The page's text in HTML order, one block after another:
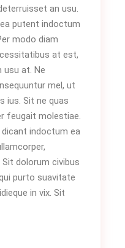
an usu.
putent indoctum
modo diam
at est,
at. Ne
mel, ut
ius. Sit ne quas
feugait molestiae.
dicant indoctum ea
dolorum civibus
purto suavitate
in vix. Sit